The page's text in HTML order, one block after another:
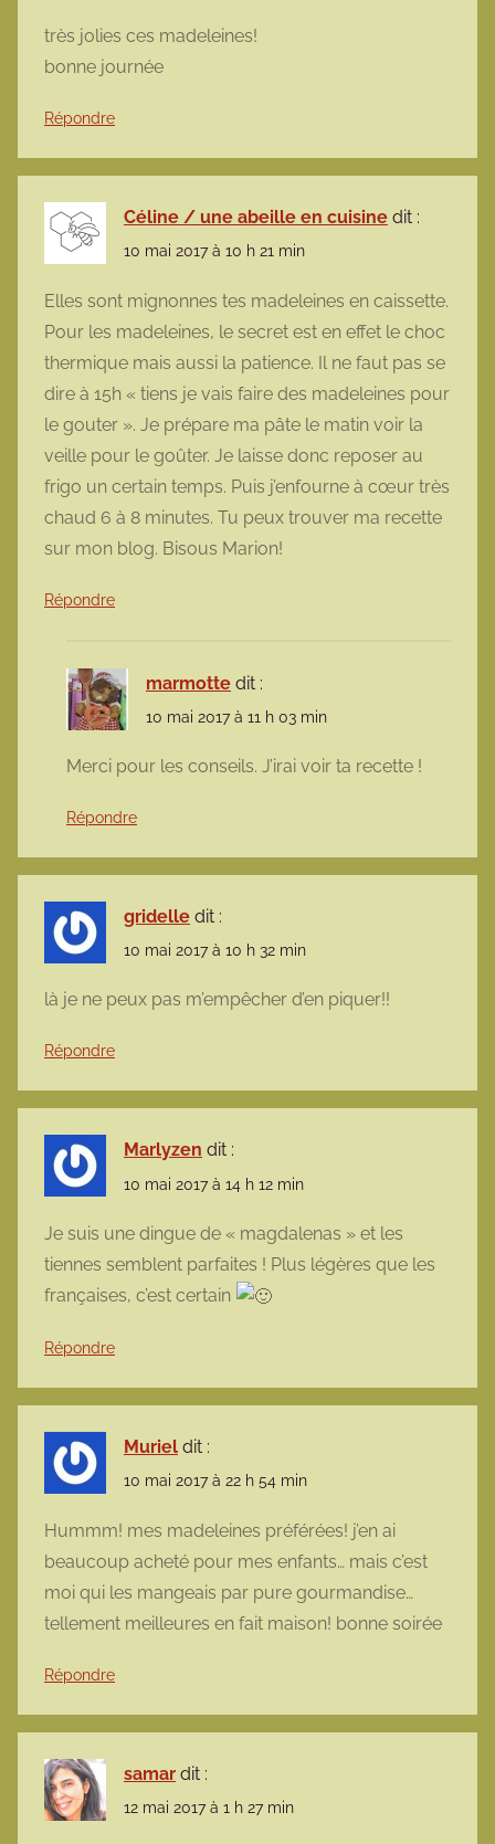
très jolies ces madeleines!
bonne journée
Répondre
Céline / une abeille en cuisine dit :
10 mai 2017 à 10 h 21 min
Elles sont mignonnes tes madeleines en caissette.
Pour les madeleines, le secret est en effet le choc
thermique mais aussi la patience. Il ne faut pas se
dire à 15h « tiens je vais faire des madeleines pour
le gouter ». Je prépare ma pâte le matin voir la
veille pour le goûter. Je laisse donc reposer au
frigo un certain temps. Puis j’enfourne à cœur très
chaud 6 à 8 minutes. Tu peux trouver ma recette
sur mon blog. Bisous Marion!
Répondre
marmotte dit :
10 mai 2017 à 11 h 03 min
Merci pour les conseils. J’irai voir ta recette !
Répondre
gridelle dit :
10 mai 2017 à 10 h 32 min
là je ne peux pas m’empêcher d’en piquer!!
Répondre
Marlyzen dit :
10 mai 2017 à 14 h 12 min
Je suis une dingue de « magdalenas » et les
tiennes semblent parfaites ! Plus légères que les
françaises, c’est certain
Répondre
Muriel dit :
10 mai 2017 à 22 h 54 min
Hummm! mes madeleines préférées! j’en ai
beaucoup acheté pour mes enfants… mais c’est
moi qui les mangeais par pure gourmandise…
tellement meilleures en fait maison! bonne soirée
Répondre
samar dit :
12 mai 2017 à 1 h 27 min